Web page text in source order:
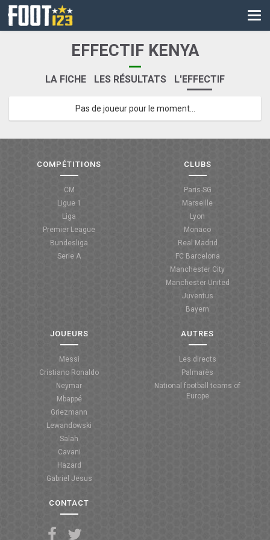
CM
LES DIRECTS
COUPE DE FRANCE
EFFECTIF KENYA
LA FICHE LES RÉSULTATS L'EFFECTIF
Pas de joueur pour le moment...
COMPÉTITIONS
CM
Ligue 1
Liga
Premier League
Bundesliga
Serie A
CLUBS
Paris-SG
Marseille
Lyon
Monaco
Real Madrid
FC Barcelona
Manchester City
Manchester United
Juventus
Bayern
JOUEURS
Messi
Cristiano Ronaldo
Neymar
Mbappé
Griezmann
Lewandowski
Salah
Cavani
Hazard
Gabriel Jesus
AUTRES
Les directs
Palmarès
National football teams of
Europe
CONTACT